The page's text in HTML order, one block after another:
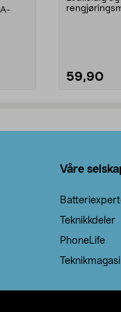
59,90
Våre
Teknikkdeler
PhoneLife